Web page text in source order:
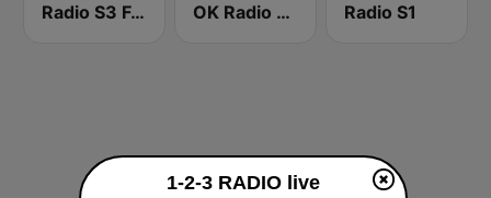
Radio S3 Folk Stars OK Radio Beograd Radio S1
1-2-3 RADIO live